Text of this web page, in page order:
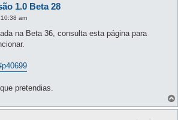
1.0 Beta 28
am
na Beta 36, consulta esta página para
pretendias.